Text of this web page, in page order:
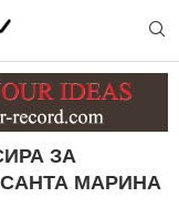
ЗА
МАРИНА